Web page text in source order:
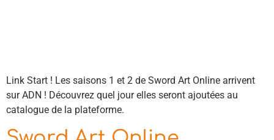
Link Start ! Les saisons 1 et 2 de Sword Art Online arrivent
sur ADN ! Découvrez quel jour elles seront ajoutées au
catalogue de la plateforme.